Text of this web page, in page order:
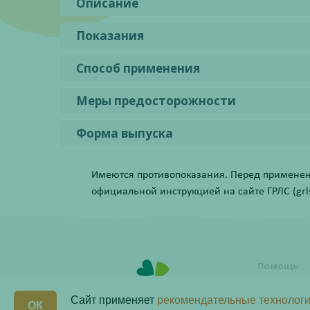
Показания
Способ применения
Меры предосторожности
Форма выпуска
Имеются противопоказания. Перед
официальной инструкцией на сайте ГРЛС
Помощь
заказа
Сайт применяет рекомендательные
ОК